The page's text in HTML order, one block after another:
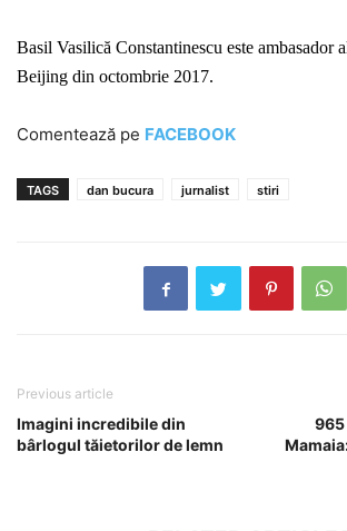
Basil Vasilică Constantinescu este ambasador
Beijing din octombrie 2017.
Comentează pe FACEBOOK
TAGS dan bucura jurnalist stiri
Previous article
Imagini incredibile din
bârlogul tăietorilor de lemn
965